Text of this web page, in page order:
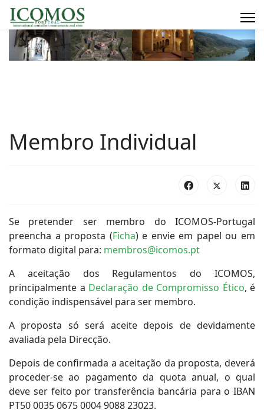
Membro Individual
Se pretender ser membro do ICOMOS-Portugal
preencha a proposta (Ficha) e envie em papel ou em
formato digital para: membros@icomos.pt
A aceitação dos Regulamentos do ICOMOS,
principalmente a Declaração de Compromisso Ético, é
condição indispensável para ser membro.
A proposta só será aceite depois de devidamente
avaliada pela Direcção.
Depois de confirmada a aceitação da proposta, deverá
proceder-se ao pagamento da quota anual, o qual
deve ser feito por transferência bancária para o IBAN
PT50 0035 0675 0004 9088 23023.